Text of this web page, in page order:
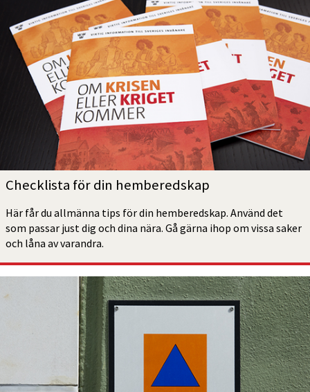
Checklista för din hemberedskap
Här får du allmänna tips för din hemberedskap. Använd det
som passar just dig och dina nära. Gå gärna ihop om vissa saker
och låna av varandra.